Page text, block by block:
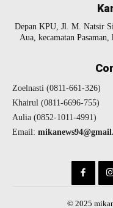
Depan KPU, Jl. M. Natsir
Aua, kecamatan
Zoelnasti (0811-661-326)
Khairul (0811-6696-755)
Aulia (0852-1011-4991)
Email:
© 2025